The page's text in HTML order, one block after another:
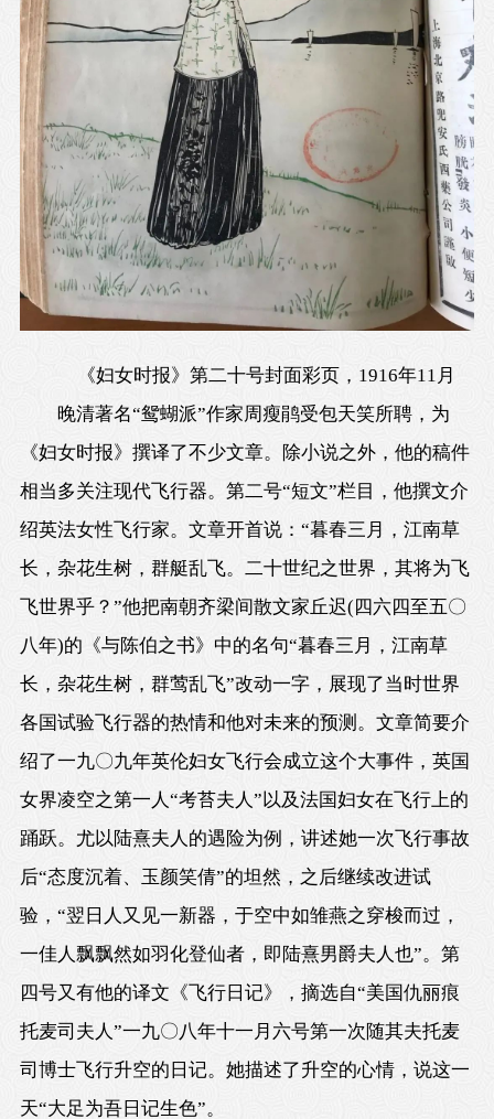
《妇女时报》第二十号封面彩页，1916年11月
晚清著名“鸳蝴派”作家周瘦鹃受包天笑所聘，为
《妇女时报》撰译了不少文章。除小说之外，他的稿件
相当多关注现代飞行器。第二号“短文”栏目，他撰文介
绍英法女性飞行家。文章开首说：“暮春三月，江南草
长，杂花生树，群艇乱飞。二十世纪之世界，其将为飞
飞世界乎？”他把南朝齐梁间散文家丘迟(四六四至五〇
八年)的《与陈伯之书》中的名句“暮春三月，江南草
长，杂花生树，群莺乱飞”改动一字，展现了当时世界
各国试验飞行器的热情和他对未来的预测。文章简要介
绍了一九〇九年英伦妇女飞行会成立这个大事件，英国
女界凌空之第一人“考苔夫人”以及法国妇女在飞行上的
踊跃。尤以陆熹夫人的遇险为例，讲述她一次飞行事故
后“态度沉着、玉颜笑倩”的坦然，之后继续改进试
验，“翌日人又见一新器，于空中如雏燕之穿梭而过，
一佳人飘飘然如羽化登仙者，即陆熹男爵夫人也”。第
四号又有他的译文《飞行日记》，摘选自“美国仇丽痕
托麦司夫人”一九〇八年十一月六号第一次随其夫托麦
司博士飞行升空的日记。她描述了升空的心情，说这一
天“大足为吾日记生色”。